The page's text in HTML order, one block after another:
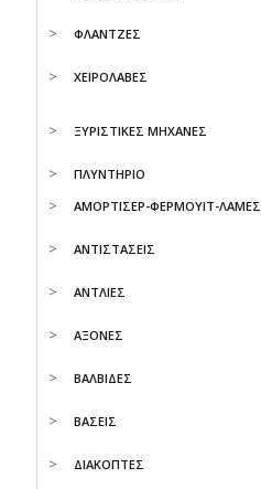
ΦΛΑΝΤΖΕΣ
ΧΕΙΡΟΛΑΒΕΣ
ΞΥΡΙΣΤΙΚΕΣ ΜΗΧΑΝΕΣ
ΠΛΥΝΤΗΡΙΟ
ΑΜΟΡΤΙΣΕΡ-ΦΕΡΜΟΥΙΤ-ΛΑΜΕΣ
ΑΝΤΙΣΤΑΣΕΙΣ
ΑΝΤΛΙΕΣ
ΑΞΟΝΕΣ
ΒΑΛΒΙΔΕΣ
ΒΑΣΕΙΣ
ΔΙΑΚΟΠΤΕΣ